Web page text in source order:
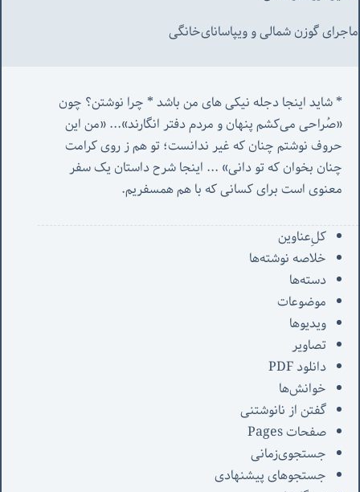
ماجرای گوزن شمالی و‌ ویپاسانای‌خانگی
«صُراحی می‌کشم پنهان‌ و مردم‌ دفتر انگارند»... «
چنان بخوان که تو دانی» ...
معنوی است برای کسانی که با هم همسفریم.
کل‌ِعناوین
خلاصه نوشته‌ها
دسته‌ها
موضوعات
ویدیوها
تصاویر
دانلود PDF
خوانش‌ها
گفتن از نانوشتنی
صفحات Pages
جستجوی‌زمانی
جستجوهای پیشنهادی